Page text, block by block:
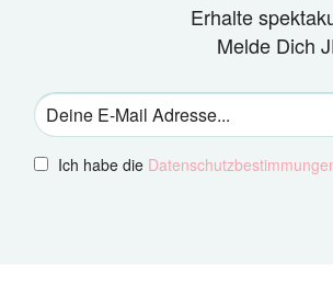
Erhalte
Melde Dich
Ich habe die